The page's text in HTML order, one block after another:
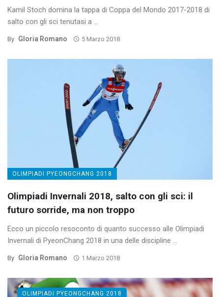
Kamil Stoch domina la tappa di Coppa del Mondo 2017-2018 di
salto con gli sci tenutasi a ...
By Gloria Romano 5 Marzo 2018
OLIMPIADI PYEONGCHANG 2018
Olimpiadi Invernali 2018, salto con gli sci: il
futuro sorride, ma non troppo
Ecco un piccolo resoconto di quanto successo alle Olimpiadi
Invernali di PyeonChang 2018 in una delle discipline ...
By Gloria Romano 1 Marzo 2018
OLIMPIADI PYEONGCHANG 2018